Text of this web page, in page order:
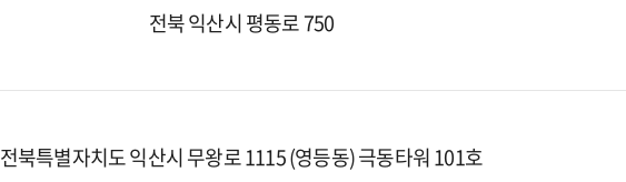
전북 익산시 평동로 750
전북특별자치도 익산시 무왕로 1115 (영등동) 극동타워 101호